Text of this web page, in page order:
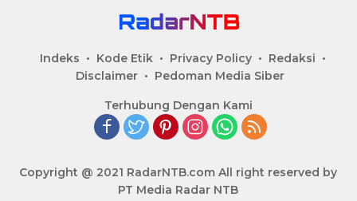
Indeks Kode Etik Privacy Policy
Redaksi
Disclaimer
Pedoman Media Siber
Terhubung Dengan Kami
Copyright @ 2021 RadarNTB.com All right reserved by
PT Media Radar NTB